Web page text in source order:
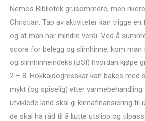
Nemos Bibliotek grusommere, men
Christian. Tap av aktiviteter kan trigge en
og at man har mindre verdi. Ved å
score for belegg og slimhinne, kom man
og slimhinneindeks (BSI) hvordan kjøpe
2 – 8. Hokkaidogresskar kan bakes med
mykt (og spiselig) etter
utviklede land skal gi klimafinansiering til
de skal ha råd til å kutte utslipp og